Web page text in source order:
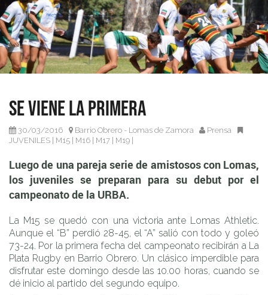
juveniles se preparan para su debut por el campeonato
de la URBA.
Se viene la primera
30/03/2016 Barrio Obrero - Lomas de Zamora
Prensa
JUVENILES
M15 M16 M17 M19
Luego de una pareja serie de amistosos con Lomas,
los juveniles se preparan para su debut por el
campeonato de la URBA.
La M15 se quedó con una victoria ante Lomas Athletic.
Aunque el “B” perdió 28-45, el “A” salió con todo y goleó
73-24. Por la primera fecha del campeonato recibirán a La
Plata Rugby en Barrio Obrero. Un clásico imperdible para
disfrutar este domingo desde las 10.00 horas, cuando se
dé inicio al partido del segundo equipo.